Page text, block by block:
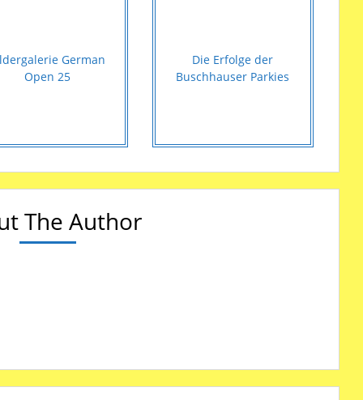
German
Open 25
Die Erfolge der
Buschhauser Parkies
The Author